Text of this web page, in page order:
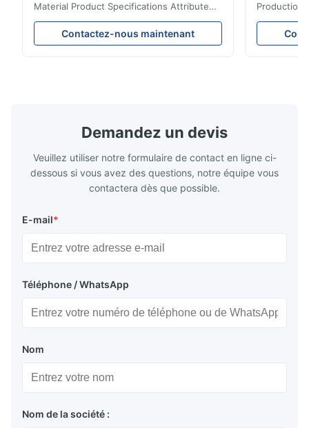
Material Product Specifications Attribute
Value Product Name 0.5mm MR Steel
Tinplate Food-Grade Can Material Material
MR, SPCC, prime Tinplate / TFS Tin Coating
Product Features High-quality tinplate with
Contactez-nous maintenant
Production
Value
Tinplate
MR, SPCC,
Demandez un devis
Veuillez utiliser notre formulaire de contact en ligne ci-
dessous si vous avez des questions, notre équipe vous
contactera dès que possible.
E-mail*
Téléphone / WhatsApp
Nom
Nom de la société :